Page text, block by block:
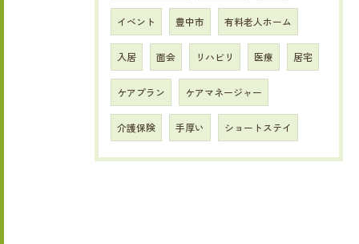
イベント 豊中市 有料老人ホーム
入居 面会 リハビリ 医療 居宅
ケアプラン ケアマネージャー
介護保険 手厚い ショートステイ